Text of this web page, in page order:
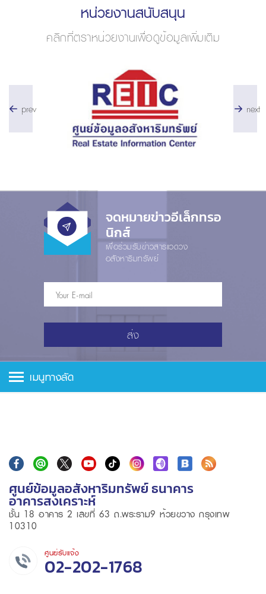
หน่วยงานสนับสนุน
คลิกที่ตราหน่วยงานเพื่อดูข้อมูลเพิ่มเติม
prev next
จดหมายข่าวอีเล็กทรอ
นิกส์
เพื่อร่วมรับข่าวสารแวดวง
อสังหาริมทรัพย์
ส่ง
เมนูทางลัด
ศูนย์ข้อมูลอสังหาริมทรัพย์ ธนาคาร
อาคารสงเคราะห์
ชั้น 18 อาคาร 2 เลขที่ 63 ถ.พระราม9 ห้วยขวาง กรุงเทพ
10310
ศูนย์รับแจ้ง
02-202-1768